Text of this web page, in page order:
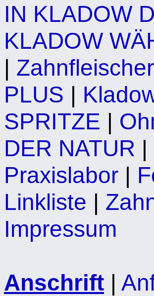
IN KLADOW
KLADOW
|
PLUS |
SPRITZE |
DER NATUR |
Praxislabor |
Linkliste |
Impressum
Anschrift |